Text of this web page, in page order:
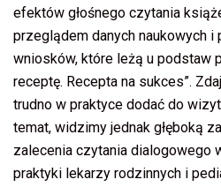
efektów głośnego czytania
przeglądem danych naukowych i
wniosków, które leżą u podstaw
receptę. Recepta na sukces”.
trudno w praktyce dodać do
temat, widzimy jednak głęboką
zalecenia czytania dialogowego
praktyki lekarzy rodzinnych i